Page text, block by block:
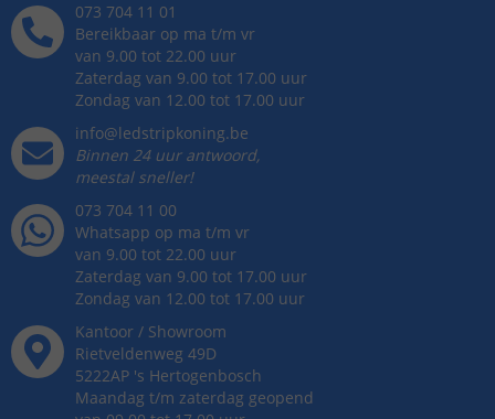
073 704 11 01
Bereikbaar op ma t/m vr
van 9.00 tot 22.00 uur
Zaterdag van 9.00 tot 17.00 uur
Zondag van 12.00 tot 17.00 uur
info@ledstripkoning.be
Binnen 24 uur antwoord,
meestal sneller!
073 704 11 00
Whatsapp op ma t/m vr
van 9.00 tot 22.00 uur
Zaterdag van 9.00 tot 17.00 uur
Zondag van 12.00 tot 17.00 uur
Kantoor / Showroom
Rietveldenweg 49D
5222AP 's Hertogenbosch
Maandag t/m zaterdag geopend